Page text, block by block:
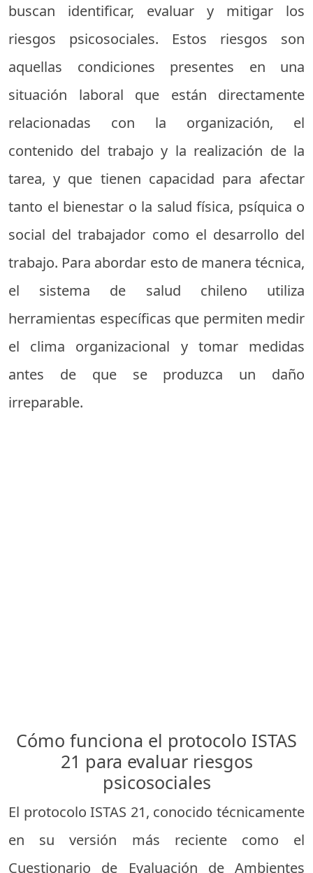
buscan identificar, evaluar y mitigar los
riesgos psicosociales. Estos riesgos son
aquellas condiciones presentes en una
situación laboral que están directamente
relacionadas con la organización, el
contenido del trabajo y la realización de la
tarea, y que tienen capacidad para afectar
tanto el bienestar o la salud física, psíquica o
social del trabajador como el desarrollo del
trabajo. Para abordar esto de manera técnica,
el sistema de salud chileno utiliza
herramientas específicas que permiten medir
el clima organizacional y tomar medidas
antes de que se produzca un daño
irreparable.
Cómo funciona el protocolo ISTAS
21 para evaluar riesgos
psicosociales
El protocolo ISTAS 21, conocido técnicamente
en su versión más reciente como el
Cuestionario de Evaluación de Ambientes